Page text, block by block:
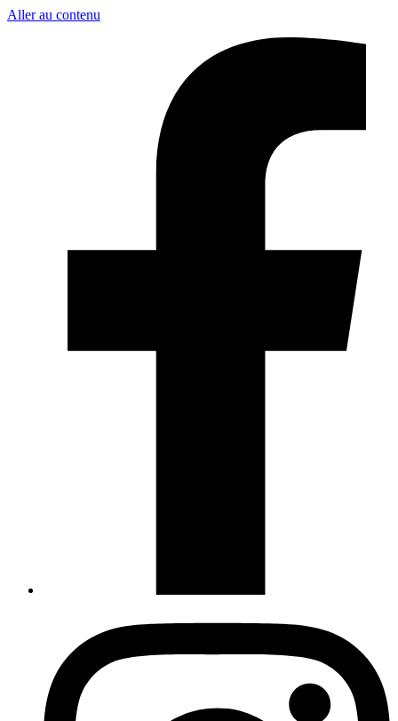
Aller au contenu